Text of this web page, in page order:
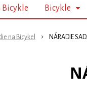
Bicykle Bicykle
na Bicykel NÁRADIE